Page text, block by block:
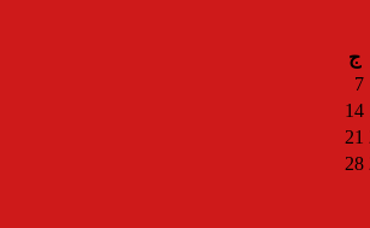
ج
7
14
21
28